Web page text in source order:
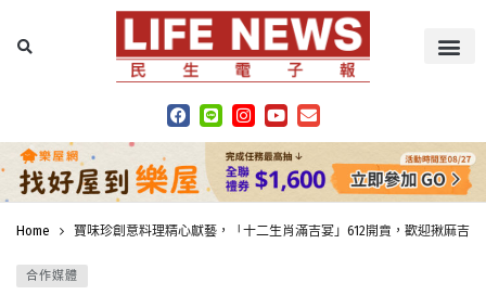
Home 寶味珍創意料理精心獻藝，「十二生肖滿吉宴」612開賣，歡迎揪麻吉來
合作媒體